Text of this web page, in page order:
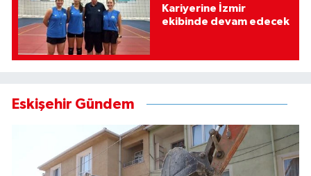
Kariyerine İzmir
ekibinde devam edecek
Eskişehir Gündem